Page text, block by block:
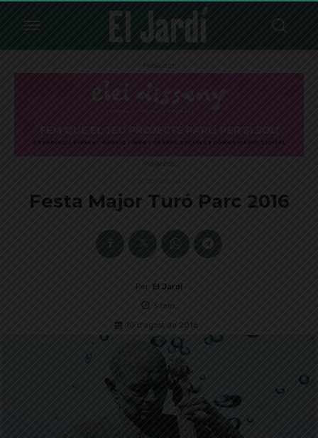
Publicitat
Publicitat
Festa Major Turó Parc 2016
Per El Jardí
3 min.
10 d'agost de 2016